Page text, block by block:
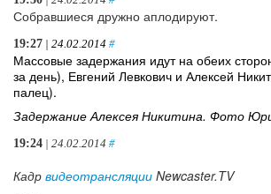
Собравшиеся дружно аплодируют.
19:27 | 24.02.2014 #
Массовые задержания идут на обеих
за день), Евгений Левкович и Алексей
палец).
Задержание Алексея Никитина. Фото
19:24 | 24.02.2014 #
Кадр видеотрансляции Newcaster.TV